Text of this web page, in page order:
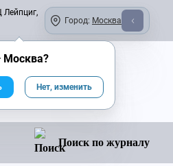
Лейпциг,
Город: Москва
Поиск по журналу
Москва?
Нет, изменить